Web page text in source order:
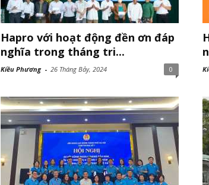
Hapro với hoạt động đền ơn đáp
nghĩa trong tháng tri...
Kiều Phương - 26 Tháng Bảy, 2024 0